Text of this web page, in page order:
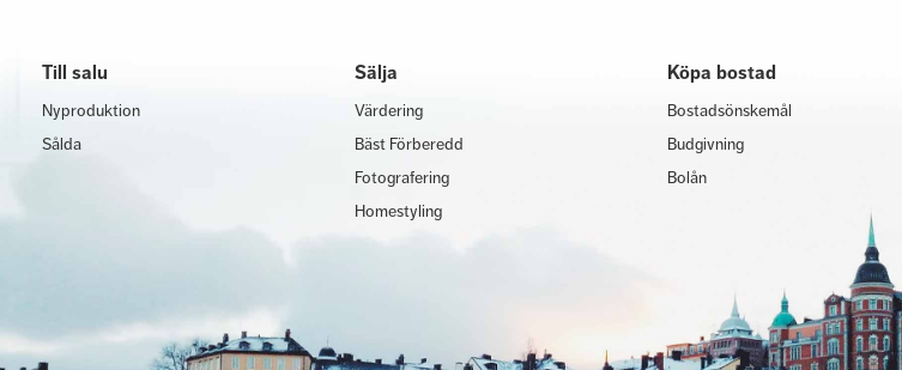
Till salu
Nyproduktion
Sålda
Sälja
Värdering
Bäst Förberedd
Fotografering
Homestyling
Köpa bostad
Bostadsönskemål
Budgivning
Bolån